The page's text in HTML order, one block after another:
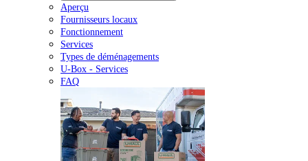
Aperçu
Fournisseurs locaux
Fonctionnement
Services
Types de déménagements
U-Box - Services
FAQ